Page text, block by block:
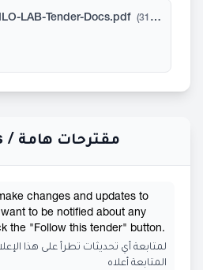
LAB-Tender-Docs.pdf (31286 KB)
/ مقترحات هامة
changes and updates to
to be notified about any
the "Follow this tender" button.
لمتابعة أي تحديثات تطرأ على هذا
المتابعة أعلاه